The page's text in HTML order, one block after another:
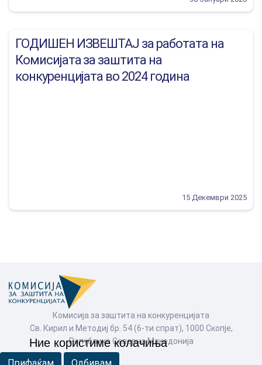
ГОДИШЕН ИЗВЕШТАЈ за работата на
Комисијата за заштита на
конкуренцијата во 2024 година
15 Декември 2025
Комисија за заштита на конкуренцијата
Св. Кирил и Методиј бр. 54 (6-ти спрат), 1000 Скопје,
Република Северна Македонија
Ние користиме колачиња